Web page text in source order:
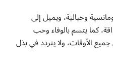
وخيالية، ويميل إلى
كما يتسم بالوفاء وحب
الأوقات، ولا يتردد في بذل